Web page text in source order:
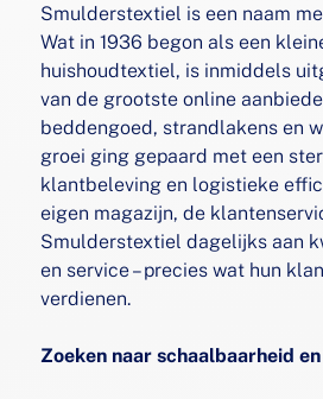
Smulderstextiel is een naam
Wat in 1936 begon als een
huishoudtextiel, is inmiddels
van de grootste online
beddengoed, strandlakens en
groei ging gepaard met een
klantbeleving en logistieke
eigen magazijn, de
Smulderstextiel dagelijks aan
en service – precies wat hun
verdienen.
Zoeken naar schaalbaarheid